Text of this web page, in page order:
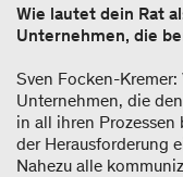
Wie lautet dein Rat
Unternehmen, die
Sven Focken-
Unternehmen, die
in all ihren
der Herausforderung
Nahezu alle